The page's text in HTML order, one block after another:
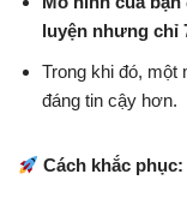
luyện nhưng chỉ
Trong khi đó, một
đáng tin cậy hơn.
Cách khắc phục: